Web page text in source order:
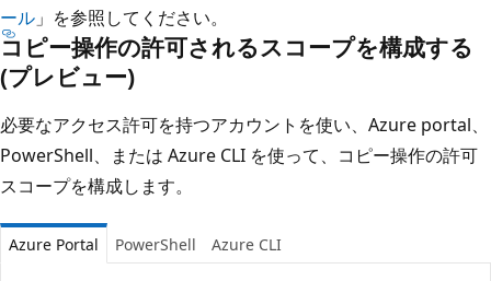
ール 」を参照してください。
コピー操作の許可されるスコープを構成する
(プレビュー)
必要なアクセス許可を持つアカウントを使い、Azure portal、
PowerShell、または Azure CLI を使って、コピー操作の許可
スコープを構成します。
Azure Portal PowerShell Azure CLI